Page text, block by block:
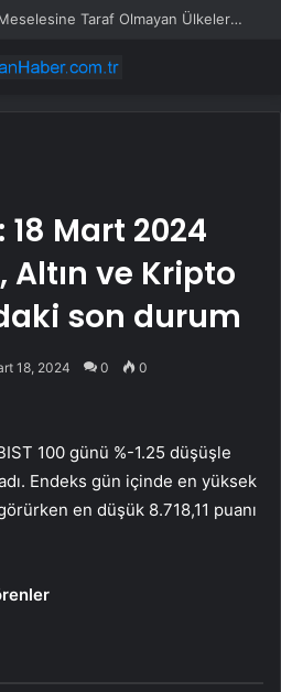
Çin: Güney Çin Denizi Meselesine Taraf Olmayan Ülkelerin Müdahale Hakkı Bulunmuyor
Mart 2024
Altın ve Kripto
son durum
18, 2024 0 0
100 günü %-1.25 düşüşle
Endeks gün içinde en yüksek
en düşük 8.718,11 puanı